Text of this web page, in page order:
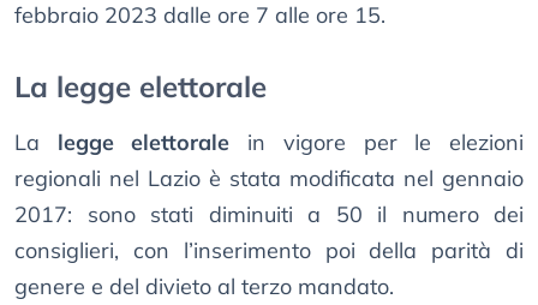
febbraio 2023 dalle ore 7 alle ore 15.
La legge elettorale
La legge elettorale in vigore per le elezioni
regionali nel Lazio è stata modificata nel gennaio
2017: sono stati diminuiti a 50 il numero dei
consiglieri, con l’inserimento poi della parità di
genere e del divieto al terzo mandato.